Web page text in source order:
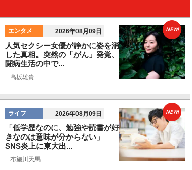
エンタメ 2026年08月09日
人気セクシー女優が静かに姿を消
した真相。突然の「がん」発覚、
闘病生活の中で...
髙坂雄貴
NEW!
ライフ 2026年08月09日
「低学歴なのに、勉強や読書が好
きなのは意味が分からない」
SNS炎上に東大出...
布施川天馬
NEW!